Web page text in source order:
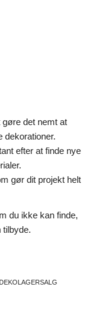
det nemt at
dekorationer.
efter at finde nye
gør dit projekt helt
du ikke kan finde,
tilbyde.